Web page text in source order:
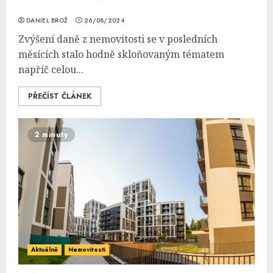
DANIEL BROŽ 26/08/2024
Zvýšení daně z nemovitosti se v posledních
měsících stalo hodně skloňovaným tématem
napříč celou...
PŘEČÍST ČLÁNEK
2 minuty
Aktuálně Nemovitosti